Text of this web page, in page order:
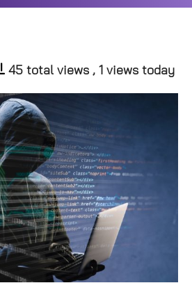
45 total views , 1 views today